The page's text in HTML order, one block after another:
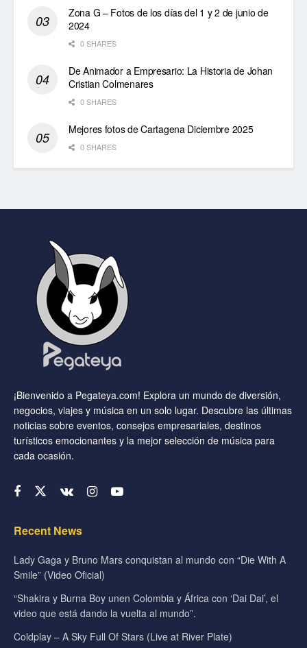
Zona G – Fotos de los días del 1 y 2 de junio de
2024
0 SHARES
De Animador a Empresario: La Historia de Johan
Cristian Colmenares
0 SHARES
Mejores fotos de Cartagena Diciembre 2025
0 SHARES
¡Bienvenido a Pegateya.com! Explora un mundo de diversión,
negocios, viajes y música en un solo lugar. Descubre las últimas
noticias sobre eventos, consejos empresariales, destinos
turísticos emocionantes y la mejor selección de música para
cada ocasión.
Recent News
Lady Gaga y Bruno Mars conquistan al mundo con “Die With A
Smile” (Video Oficial)
“Shakira y Burna Boy unen Colombia y África con ‘Dai Dai’, el
video que está dando la vuelta al mundo”.
Coldplay – A Sky Full Of Stars (Live at River Plate)